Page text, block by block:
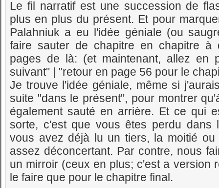
Le fil narratif est une succession de
plus en plus du présent. Et pour
Palahniuk a eu l'idée géniale (ou
faire sauter de chapitre en chapitre à
pages de là: (et maintenant, allez en
suivant" | "retour en page 56 pour le
Je trouve l'idée géniale, même si
suite "dans le présent", pour montrer
également sauté en arrière. Et ce qui
sorte, c'est que vous êtes perdu dans
vous avez déjà lu un tiers, la moitié
assez déconcertant. Par contre, nous
un mirroir (ceux en plus; c'est a version
le faire que pour le chapitre final.